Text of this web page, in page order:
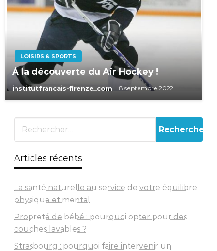
LOISIRS & SPORTS
À la découverte du Air Hockey !
institutfrancais-firenze_com 8 septembre 2022
Articles récents
La santé naturelle au service de votre équilibre
physique et mental
Propreté de bébé : pourquoi opter pour des
couches lavables ?
Strasbourg : pourquoi faire intervenir un